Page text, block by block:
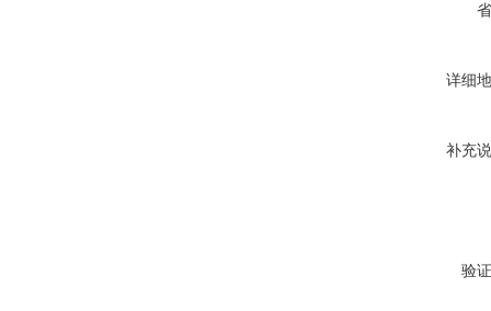
详细
补充
验